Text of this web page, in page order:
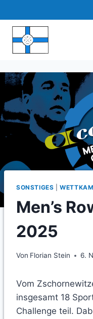
Inhalt
springen
SONSTIGES |
Men’s
2025
Von Florian Stein 6.
Vom
insgesamt 18
Challenge teil.